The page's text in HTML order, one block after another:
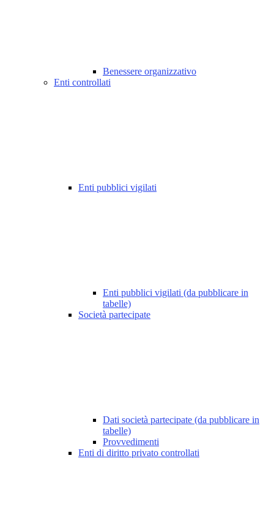
Benessere organizzativo
Enti controllati
Enti pubblici vigilati
Enti pubblici vigilati (da pubblicare in
tabelle)
Società partecipate
Dati società partecipate (da pubblicare in
tabelle)
Provvedimenti
Enti di diritto privato controllati